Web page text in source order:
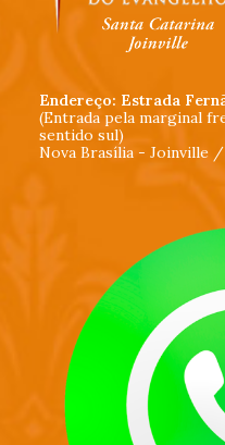
Endereço: Estrada
(Entrada pela marginal
sentido sul)
Nova Brasília - Joinville /